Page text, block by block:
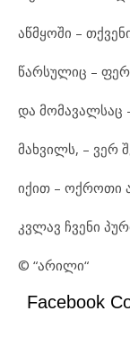
აწმყოში – თქვე
წარსულიც – ფერ
და მომავალსაც
მახვილს, – ვერ
იქით – ოქროთი
კვლავ ჩვენი პუ
© “არილი“
Facebook